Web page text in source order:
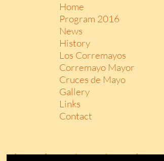
Home
Program 2016
News
History
Los Corremayos
Corremayo Mayor
Cruces de Mayo
Gallery
Links
Contact